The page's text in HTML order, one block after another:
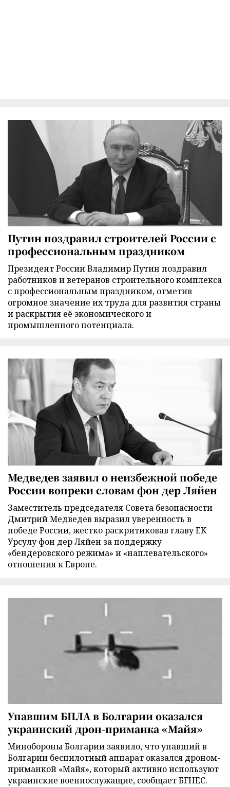
Путин поздравил строителей России с
профессиональным праздником
Президент России Владимир Путин поздравил
работников и ветеранов строительного комплекса
с профессиональным праздником, отметив
огромное значение их труда для развития страны
и раскрытия её экономического и
промышленного потенциала.
Медведев заявил о неизбежной победе
России вопреки словам фон дер Ляйен
Заместитель председателя Совета безопасности
Дмитрий Медведев выразил уверенность в
победе России, жестко раскритиковав главу ЕК
Урсулу фон дер Ляйен за поддержку
«бендеровского режима» и «наплевательского»
отношения к Европе.
Упавшим БПЛА в Болгарии оказался
украинский дрон-приманка «Майя»
Минобороны Болгарии заявило, что упавший в
Болгарии беспилотный аппарат оказался дроном-
приманкой «Майя», который активно используют
украинские военнослужащие, сообщает БГНЕС.